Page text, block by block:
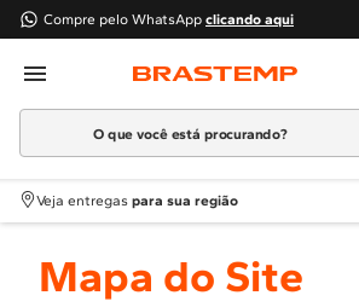
Compre pelo WhatsApp clicando aqui
Em que podemos
O que você está procurando?
Termos mais buscados
1º Geladeira
2
Fogao
Veja entregas para sua região
Mapa do Site